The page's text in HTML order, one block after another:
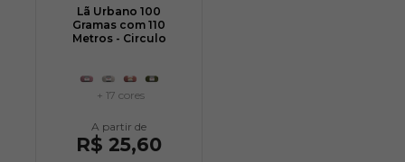
Lã Urbano 100
Gramas com 110
Metros - Circulo
+ 17 cores
R$ 25,60